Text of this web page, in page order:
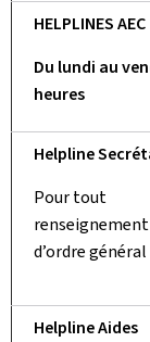
HELPLINES AEC
Du lundi au
heures
Helpline
Pour tout
renseignement
d’ordre général
Helpline Aides